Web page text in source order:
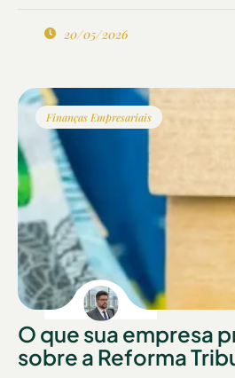
20/05/2026
Finanças Empresariais
O que sua empresa
sobre a Reforma